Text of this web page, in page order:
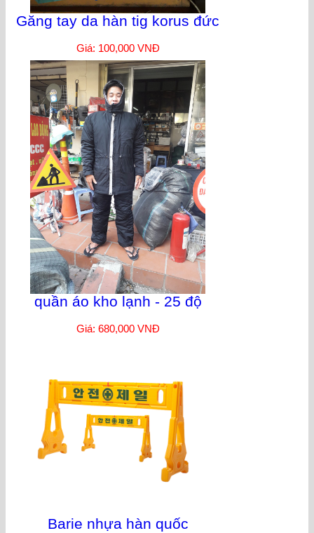
Găng tay da hàn tig korus đức
Giá: 100,000 VNĐ
quần áo kho lạnh - 25 độ
Giá: 680,000 VNĐ
Barie nhựa hàn quốc